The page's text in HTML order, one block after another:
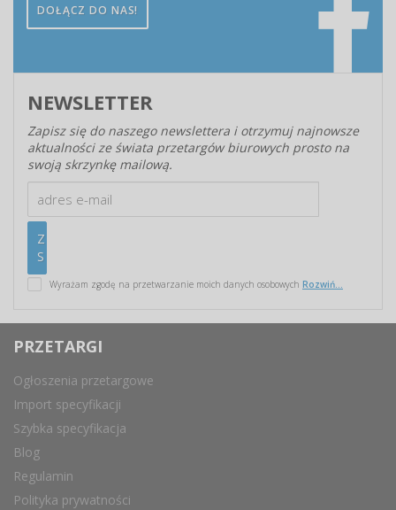
DOŁĄCZ DO NAS!
NEWSLETTER
Zapisz się do naszego newslettera i otrzymuj najnowsze
aktualności ze świata przetargów biurowych prosto na
swoją skrzynkę mailową.
Wyrażam zgodę na przetwarzanie moich danych osobowych Rozwiń...
PRZETARGI
Ogłoszenia przetargowe
Import specyfikacji
Szybka specyfikacja
Blog
Regulamin
Polityka prywatności